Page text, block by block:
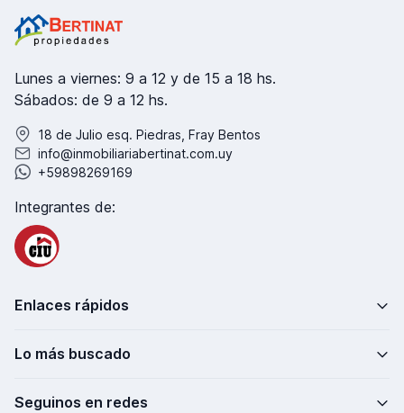
Lunes a viernes: 9 a 12 y de 15 a 18 hs.
Sábados: de 9 a 12 hs.
18 de Julio esq. Piedras, Fray Bentos
info@inmobiliariabertinat.com.uy
+59898269169
Integrantes de:
Enlaces rápidos
Lo más buscado
Seguinos en redes